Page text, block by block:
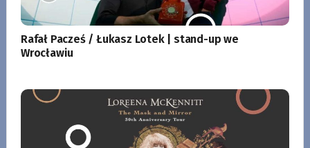
Rafał Pacześ / Łukasz Lotek | stand-up we
Wrocławiu